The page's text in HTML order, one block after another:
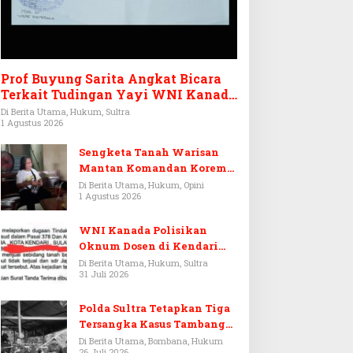
Prof Buyung Sarita Angkat Bicara
Terkait Tudingan Yayi WNI Kanada
Ditagih Utang Rp3,6 Miliar
Di Berita Utama, Hukum, Sultra
1 Agustus 2026
Sengketa Tanah Warisan
Mantan Komandan Korem
143/HO, Ketika Warisan
Menjadi Arena Pemerasan
Di Berita Utama, Hukum, Opini
1 Agustus 2026
WNI Kanada Polisikan
Oknum Dosen di Kendari
Terkait Aset Puluhan Miliar
Di Berita Utama, Hukum, Sultra
31 Juli 2026
Polda Sultra Tetapkan Tiga
Tersangka Kasus Tambang
Emas Ilegal di Bombana
Di Berita Utama, Bombana, Hukum